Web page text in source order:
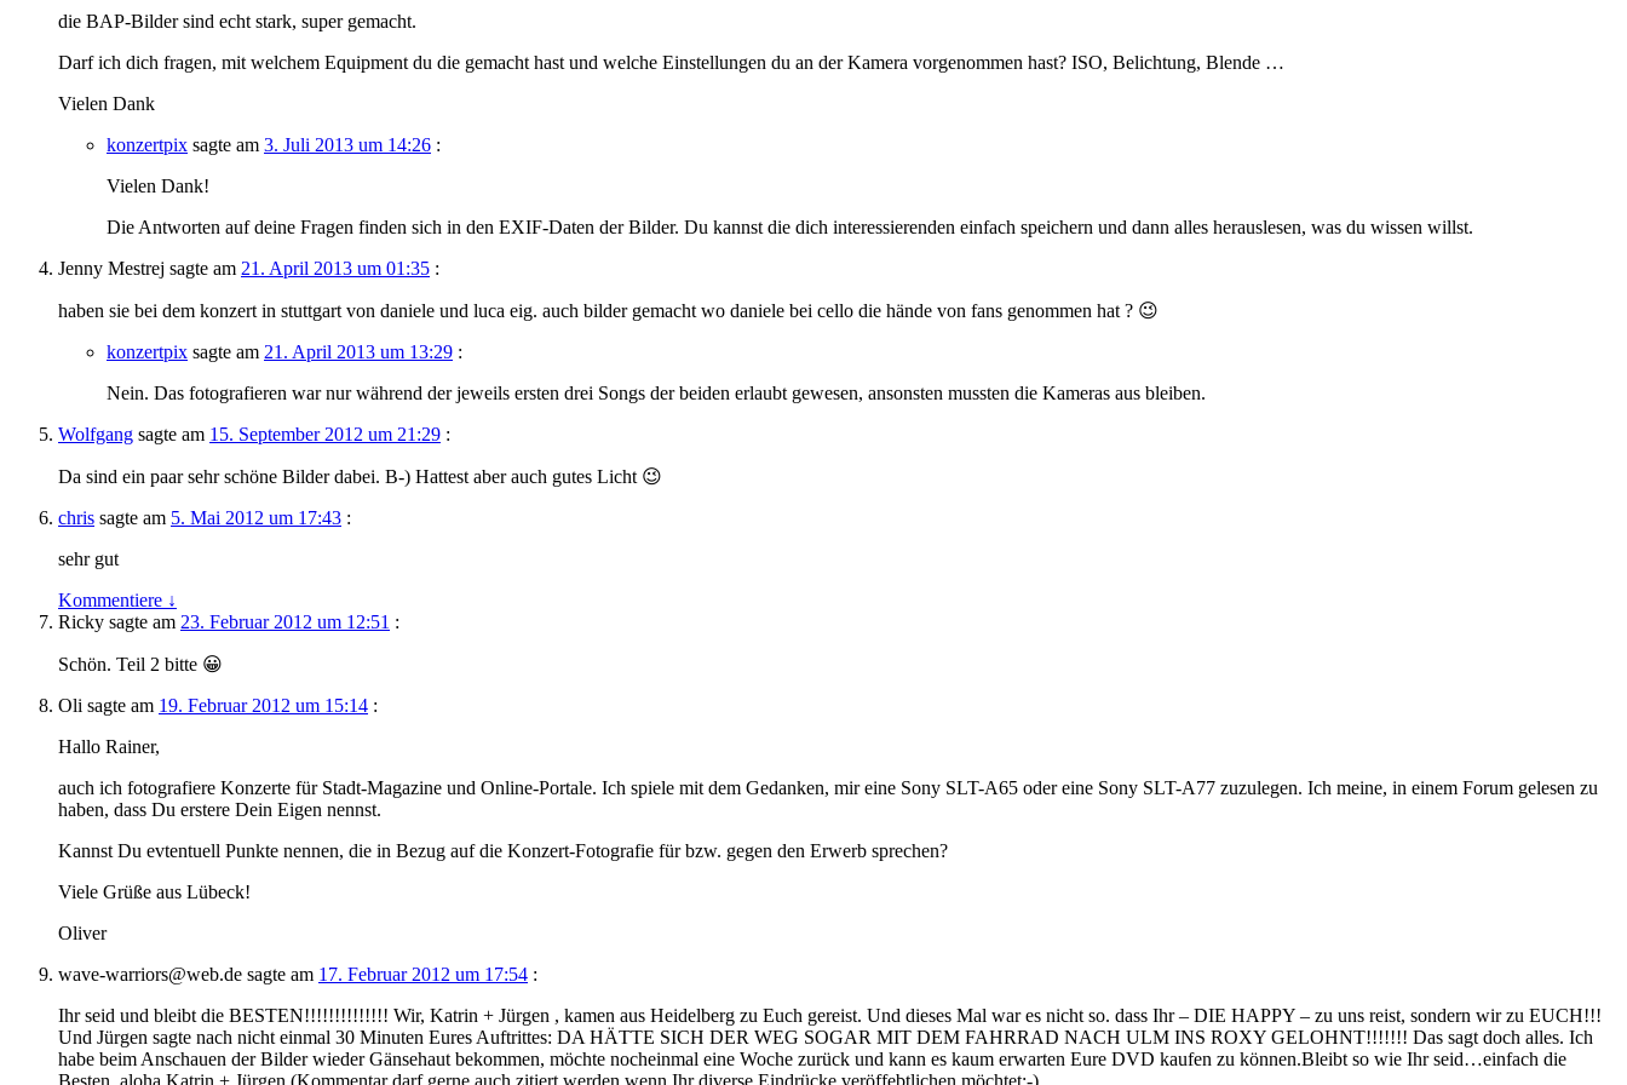
die BAP-Bilder sind echt stark, super gemacht.
Darf ich dich fragen, mit welchem Equipment du die gemacht hast und welche Einstellungen du an der Kamera vorgenommen hast? ISO, Belichtung, Blende …
Vielen Dank
konzertpix sagte am 3. Juli 2013 um 14:26 :
Vielen Dank!
Die Antworten auf deine Fragen finden sich in den EXIF-Daten der Bilder. Du kannst die dich interessierenden einfach speichern und dann alles herauslesen, was du wissen willst.
Jenny Mestrej sagte am 21. April 2013 um 01:35 :
haben sie bei dem konzert in stuttgart von daniele und luca eig. auch bilder gemacht wo daniele bei cello die hände von fans genommen hat ? 😉
konzertpix sagte am 21. April 2013 um 13:29 :
Nein. Das fotografieren war nur während der jeweils ersten drei Songs der beiden erlaubt gewesen, ansonsten mussten die Kameras aus bleiben.
Wolfgang sagte am 15. September 2012 um 21:29 :
Da sind ein paar sehr schöne Bilder dabei. B-) Hattest aber auch gutes Licht 😉
chris sagte am 5. Mai 2012 um 17:43 :
sehr gut
Kommentiere ↓
Ricky sagte am 23. Februar 2012 um 12:51 :
Schön. Teil 2 bitte 😀
Oli sagte am 19. Februar 2012 um 15:14 :
Hallo Rainer,
auch ich fotografiere Konzerte für Stadt-Magazine und Online-Portale. Ich spiele mit dem Gedanken, mir eine Sony SLT-A65 oder eine Sony SLT-A77 zuzulegen. Ich meine, in einem Forum gelesen zu
haben, dass Du erstere Dein Eigen nennst.
Kannst Du evtentuell Punkte nennen, die in Bezug auf die Konzert-Fotografie für bzw. gegen den Erwerb sprechen?
Viele Grüße aus Lübeck!
Oliver
wave-warriors@web.de sagte am 17. Februar 2012 um 17:54 :
Ihr seid und bleibt die BESTEN!!!!!!!!!!!!!! Wir, Katrin + Jürgen , kamen aus Heidelberg zu Euch gereist. Und dieses Mal war es nicht so. dass Ihr – DIE HAPPY – zu uns reist, sondern wir zu EUCH!!!
Und Jürgen sagte nach nicht einmal 30 Minuten Eures Auftrittes: DA HÄTTE SICH DER WEG SOGAR MIT DEM FAHRRAD NACH ULM INS ROXY GELOHNT!!!!!!! Das sagt doch alles. Ich
habe beim Anschauen der Bilder wieder Gänsehaut bekommen, möchte nocheinmal eine Woche zurück und kann es kaum erwarten Eure DVD kaufen zu können.Bleibt so wie Ihr seid…einfach die
Besten, aloha Katrin + Jürgen (Kommentar darf gerne auch zitiert werden wenn Ihr diverse Eindrücke veröffebtlichen möchtet:-)